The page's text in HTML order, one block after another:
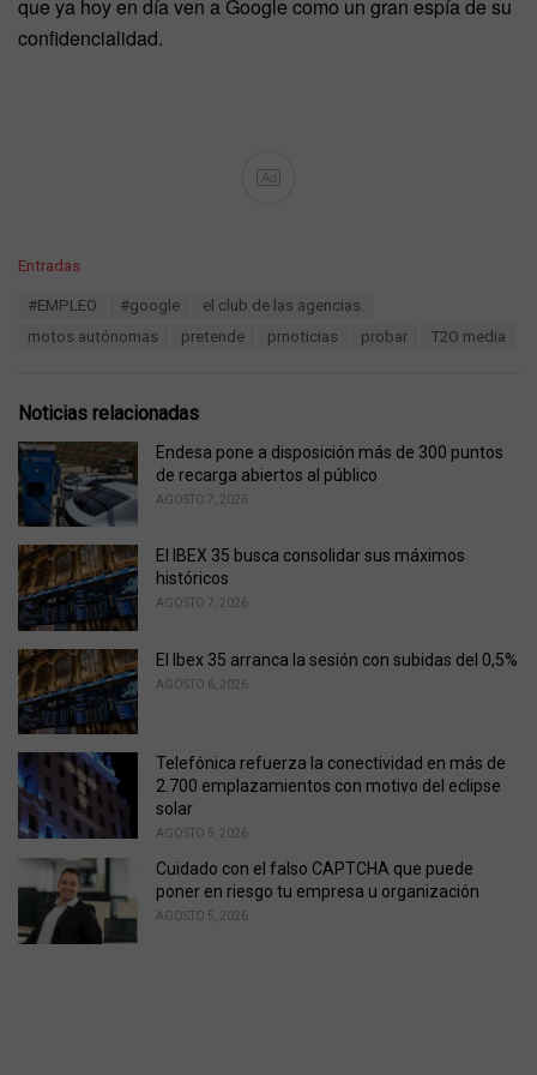
que ya hoy en día ven a Google como un gran espía de su
confidencialidad.
Ad
C
s
:
Entradas
#EMPLEO #google
el club de las agencias.
motos autónomas
pretende prnoticias probar T2O media
Noticias relacionadas
Endesa pone a disposición más de 300 puntos
de recarga abiertos al público
AGOSTO 7, 2026
El IBEX 35 busca consolidar sus máximos
históricos
AGOSTO 7, 2026
El Ibex 35 arranca la sesión con subidas del 0,5%
AGOSTO 6, 2026
Telefónica refuerza la conectividad en más de
2.700 emplazamientos con motivo del eclipse
solar
AGOSTO 5, 2026
Cuidado con el falso CAPTCHA que puede
poner en riesgo tu empresa u organización
AGOSTO 5, 2026